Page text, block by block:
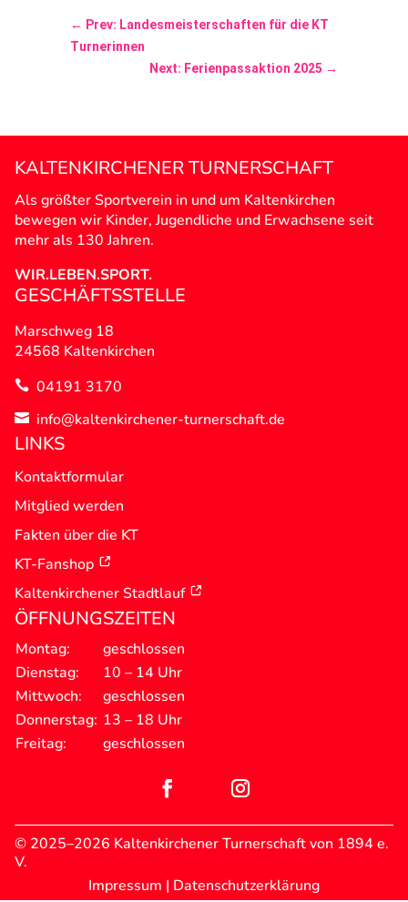
← Prev: Landesmeisterschaften für die KT
Turnerinnen
Next: Ferienpassaktion 2025 →
KALTENKIRCHENER TURNERSCHAFT
Als größter Sportverein in und um Kaltenkirchen
bewegen wir Kinder, Jugendliche und Erwachsene seit
mehr als 130 Jahren.
WIR.LEBEN.SPORT.
GESCHÄFTSSTELLE
Marschweg 18
24568 Kaltenkirchen
 04191 3170
 info@kaltenkirchener-turnerschaft.de
LINKS
Kontaktformular
Mitglied werden
Fakten über die KT
KT-Fanshop
Kaltenkirchener Stadtlauf
ÖFFNUNGSZEITEN
Montag:
geschlossen
Dienstag:
10 – 14 Uhr
Mittwoch:
geschlossen
Donnerstag: 13 – 18 Uhr
Freitag:
geschlossen
© 2025–2026 Kaltenkirchener Turnerschaft von 1894 e.
V.
Impressum | Datenschutzerklärung